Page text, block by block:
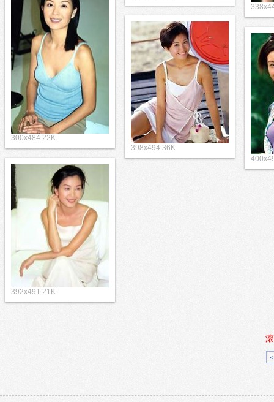
300x484 22K
398x494 36K
392x491 21K